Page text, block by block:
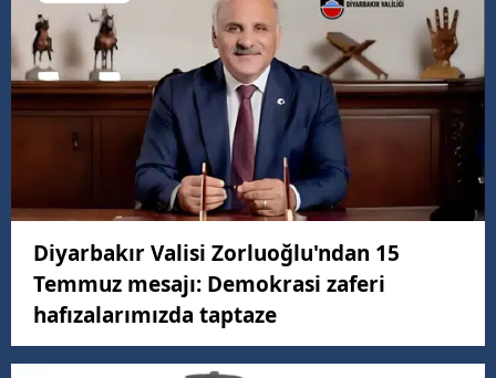
Diyarbakır Valisi Zorluoğlu'ndan 15
Temmuz mesajı: Demokrasi zaferi
hafızalarımızda taptaze